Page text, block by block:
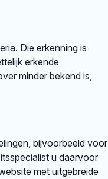
Die erkenning is
erkende
minder bekend is,
bijvoorbeeld voor
u daarvoor
met uitgebreide